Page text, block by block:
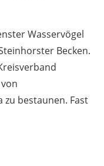
Wasservögel
Becken.
zu bestaunen. Fast